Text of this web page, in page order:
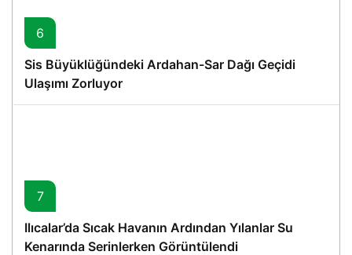
6
Sis Büyüklüğündeki Ardahan-Sar Dağı Geçidi
Ulaşımı Zorluyor
7
Ilıcalar’da Sıcak Havanın Ardından Yılanlar Su
Kenarında Serinlerken Görüntülendi